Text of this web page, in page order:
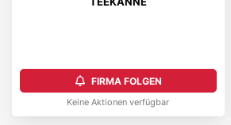
FIRMA FOLGEN
Keine Aktionen verfügbar